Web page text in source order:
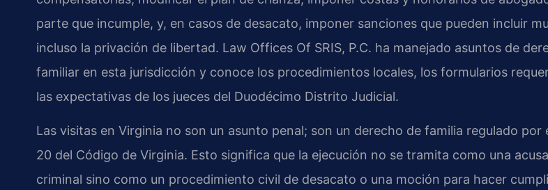
parte que incumple, y, en casos de desacato, imponer sanciones que pueden incluir
incluso la privación de libertad. Law Offices Of SRIS, P.C. ha manejado asuntos de
familiar en esta jurisdicción y conoce los procedimientos locales, los formularios
las expectativas de los jueces del Duodécimo Distrito Judicial.
Las visitas en Virginia no son un asunto penal; son un derecho de familia regulado por
20 del Código de Virginia. Esto significa que la ejecución no se tramita como una
criminal sino como un procedimiento civil de desacato o una moción para hacer